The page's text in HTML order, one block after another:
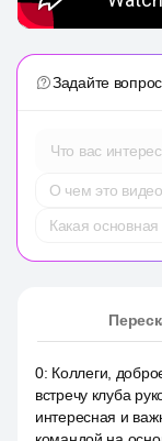
Задайте
Что вас
О чем это
Какая
0: Коллеги,
встречу клуба
интересная и